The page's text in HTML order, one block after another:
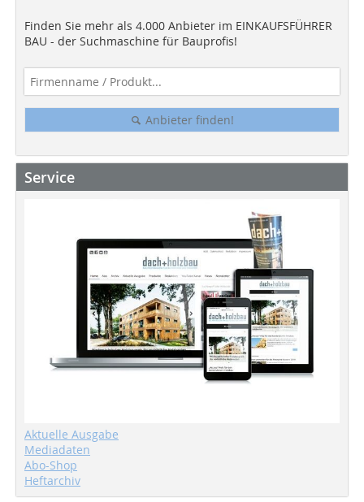
Finden Sie mehr als 4.000 Anbieter im EINKAUFSFÜHRER
BAU - der Suchmaschine für Bauprofis!
Anbieter finden!
Service
Aktuelle Ausgabe
Mediadaten
Abo-Shop
Heftarchiv